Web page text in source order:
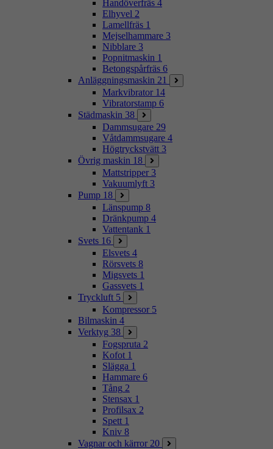
Handöverfräs 4
Elhyvel 2
Lamellfräs 1
Mejselhammare 3
Nibblare 3
Popnitmaskin 1
Betongspårfräs 6
Anläggningsmaskin 21
Markvibrator 14
Vibratorstamp 6
Städmaskin 38
Dammsugare 29
Våtdammsugare 4
Högtryckstvätt 3
Övrig maskin 18
Mattstripper 3
Vakuumlyft 3
Pump 18
Länspump 8
Dränkpump 4
Vattentank 1
Svets 16
Elsvets 4
Rörsvets 8
Migsvets 1
Gassvets 1
Tryckluft 5
Kompressor 5
Bilmaskin 4
Verktyg 38
Fogspruta 2
Kofot 1
Slägga 1
Hammare 6
Tång 2
Stensax 1
Profilsax 2
Spett 1
Kniv 8
Vagnar och kärror 20